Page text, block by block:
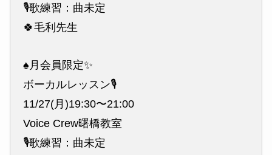
🎙歌練習：曲未定
🍀毛利先生
♠️月会員限定✨
ボーカルレッスン🎙
11/27(月)19:30〜21:00
Voice Crew曙橋教室
🎙歌練習：曲未定